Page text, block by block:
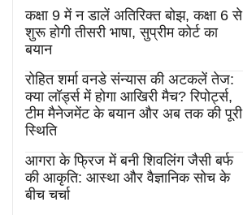
कक्षा 9 में न डालें अतिरिक्त बोझ, कक्षा 6 से
शुरू होगी तीसरी भाषा, सुप्रीम कोर्ट का
बयान
रोहित शर्मा वनडे संन्यास की अटकलें तेज:
क्या लॉर्ड्स में होगा आखिरी मैच? रिपोर्ट्स,
टीम मैनेजमेंट के बयान और अब तक की पूरी
स्थिति
आगरा के फ्रिज में बनी शिवलिंग जैसी बर्फ
की आकृति: आस्था और वैज्ञानिक सोच के
बीच चर्चा